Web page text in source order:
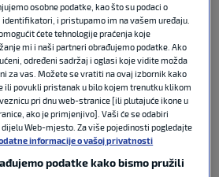
doveo jeJese,nekadašnji
je nogu prije 12 godina
dok je igrao zaSchalke.
poništio jeJoaquin
je bio posebno važan gol za
doigravanju prednost u
rezultata ima ekipa koja je bila
osobne podatke, kao što su podaci o
i pristupamo im na vašem uređaju.
ćete tehnologije praćenja koje
mi i naši partneri obrađujemo podatke. Ako
određeni sadržaj i oglasi koje vidite možda
za vas. Možete se vratiti na ovaj izbornik kako
ili povukli pristanak u bilo kojem trenutku klikom
pri dnu web-stranice [ili plutajuće ikone u
ako je primjenjivo]. Vaši će se odabiri
Web-mjesto. Za više pojedinosti pogledajte
informacije o vašoj privatnosti
podatke kako bismo pružili